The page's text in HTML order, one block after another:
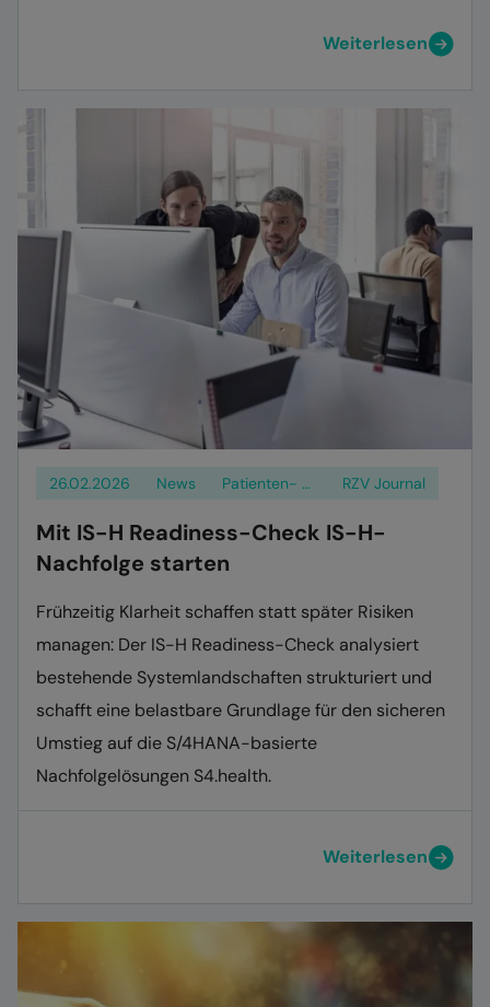
Weiterlesen
26.02.2026 News Patienten- und Klientenmanagement RZV Journal
Mit IS-H Readiness-Check IS-H-
Nachfolge starten
Frühzeitig Klarheit schaffen statt später Risiken
managen: Der IS-H Readiness-Check analysiert
bestehende Systemlandschaften strukturiert und
schafft eine belastbare Grundlage für den sicheren
Umstieg auf die S/4HANA-basierte
Nachfolgelösungen S4.health.
Weiterlesen